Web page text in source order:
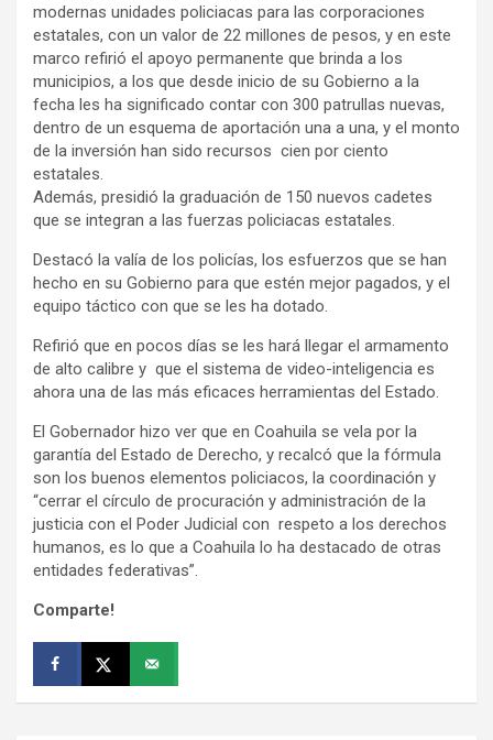
modernas unidades policiacas para las corporaciones
estatales, con un valor de 22 millones de pesos, y en este
marco refirió el apoyo permanente que brinda a los
municipios, a los que desde inicio de su Gobierno a la
fecha les ha significado contar con 300 patrullas nuevas,
dentro de un esquema de aportación una a una, y el monto
de la inversión han sido recursos cien por ciento
estatales.
Además, presidió la graduación de 150 nuevos cadetes
que se integran a las fuerzas policiacas estatales.
Destacó la valía de los policías, los esfuerzos que se han
hecho en su Gobierno para que estén mejor pagados, y el
equipo táctico con que se les ha dotado.
Refirió que en pocos días se les hará llegar el armamento
de alto calibre y que el sistema de video-inteligencia es
ahora una de las más eficaces herramientas del Estado.
El Gobernador hizo ver que en Coahuila se vela por la
garantía del Estado de Derecho, y recalcó que la fórmula
son los buenos elementos policiacos, la coordinación y
“cerrar el círculo de procuración y administración de la
justicia con el Poder Judicial con respeto a los derechos
humanos, es lo que a Coahuila lo ha destacado de otras
entidades federativas”.
Comparte!